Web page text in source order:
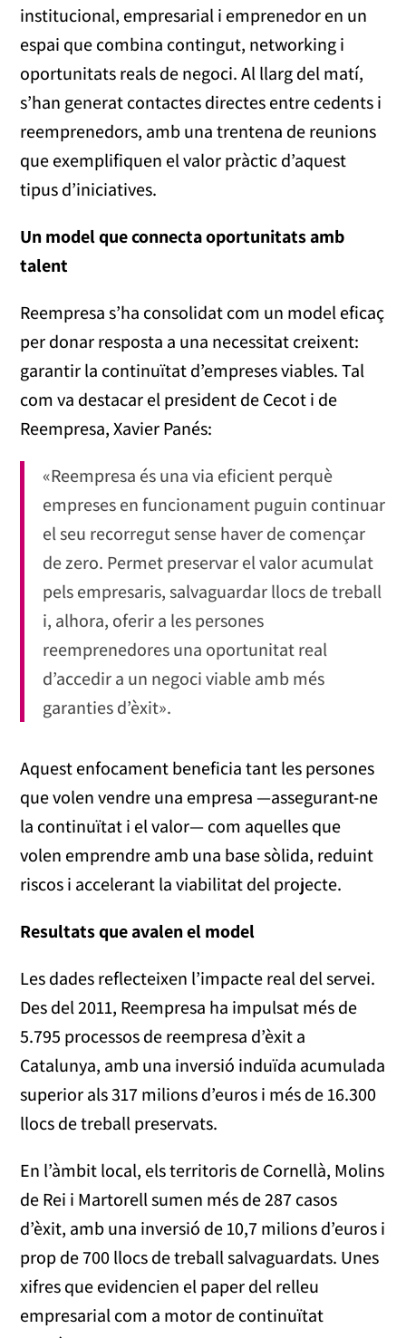
institucional, empresarial i emprenedor en un
espai que combina contingut, networking i
oportunitats reals de negoci. Al llarg del matí,
s’han generat contactes directes entre cedents i
reemprenedors, amb una trentena de reunions
que exemplifiquen el valor pràctic d’aquest
tipus d’iniciatives.
Un model que connecta oportunitats amb
talent
Reempresa s’ha consolidat com un model eficaç
per donar resposta a una necessitat creixent:
garantir la continuïtat d’empreses viables. Tal
com va destacar el president de Cecot i de
Reempresa, Xavier Panés:
«Reempresa és una via eficient perquè
empreses en funcionament puguin continuar
el seu recorregut sense haver de començar
de zero. Permet preservar el valor acumulat
pels empresaris, salvaguardar llocs de treball
i, alhora, oferir a les persones
reemprenedores una oportunitat real
d’accedir a un negoci viable amb més
garanties d’èxit».
Aquest enfocament beneficia tant les persones
que volen vendre una empresa —assegurant-ne
la continuïtat i el valor— com aquelles que
volen emprendre amb una base sòlida, reduint
riscos i accelerant la viabilitat del projecte.
Resultats que avalen el model
Les dades reflecteixen l’impacte real del servei.
Des del 2011, Reempresa ha impulsat més de
5.795 processos de reempresa d’èxit a
Catalunya, amb una inversió induïda acumulada
superior als 317 milions d’euros i més de 16.300
llocs de treball preservats.
En l’àmbit local, els territoris de Cornellà, Molins
de Rei i Martorell sumen més de 287 casos
d’èxit, amb una inversió de 10,7 milions d’euros i
prop de 700 llocs de treball salvaguardats. Unes
xifres que evidencien el paper del relleu
empresarial com a motor de continuïtat